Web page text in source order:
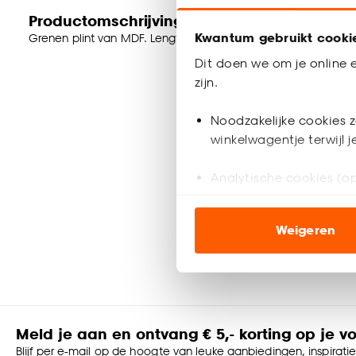
Kwantum gebruikt
Dit doen we om je online
zijn.
Noodzakelijke cookies
winkelwagentje terwijl
Analytische cookies
ook buiten de
Klik op ‘Ja, alles
accepteren door op
Goed om te weten is dat
Weigeren
Productomschrijving
Grenen plint van MDF. Lengte: 240 cm. Dikte: 1.3 cm. Kleur:
Meld je aan en ontvang € 5,- korting op je
Blijf per e-mail op de hoogte van leuke aanbiedingen,